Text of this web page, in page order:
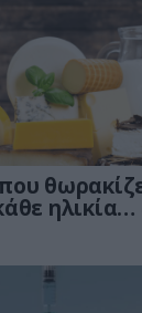
ηλικία…